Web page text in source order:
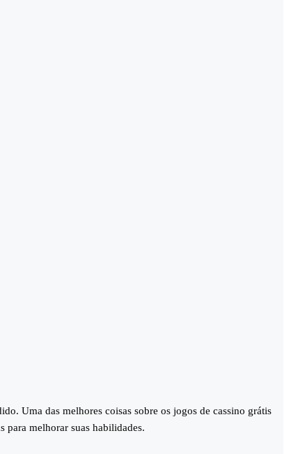
Uma das melhores coisas sobre os jogos de cassino grátis
para melhorar suas habilidades.